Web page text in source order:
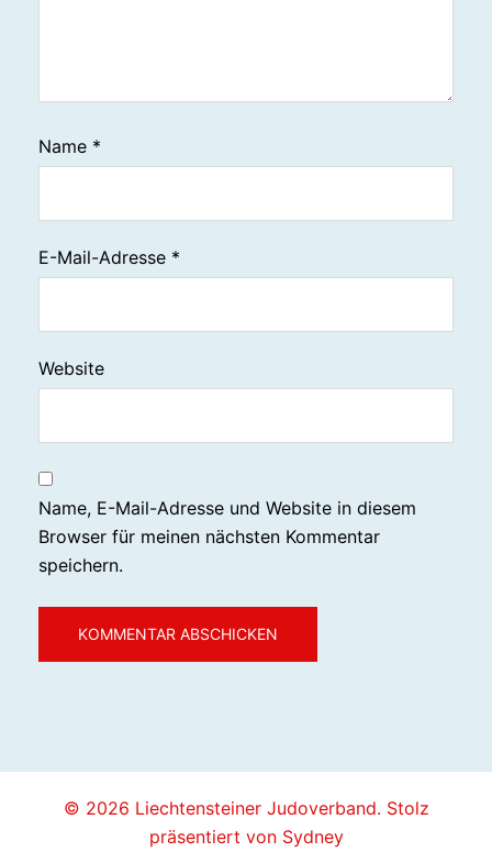
Name *
E-Mail-Adresse *
Website
Name, E-Mail-Adresse und Website in diesem
Browser für meinen nächsten Kommentar
speichern.
© 2026 Liechtensteiner Judoverband. Stolz
präsentiert von Sydney